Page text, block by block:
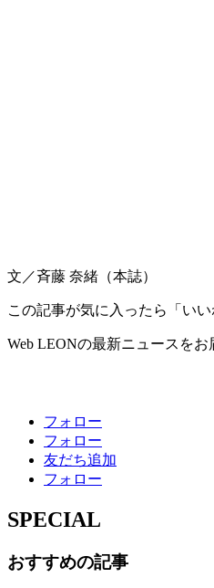
文／斉藤 奈緒（本誌）
この記事が気に入ったら「いい
Web LEONの最新ニュースをお
フォロー
フォロー
友だち追加
フォロー
SPECIAL
おすすめの記事